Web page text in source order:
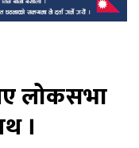
लोकसभा
।